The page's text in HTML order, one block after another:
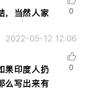
，当然人家
2022-05-12 12:06
0
果印度人扔
么写出来有
0